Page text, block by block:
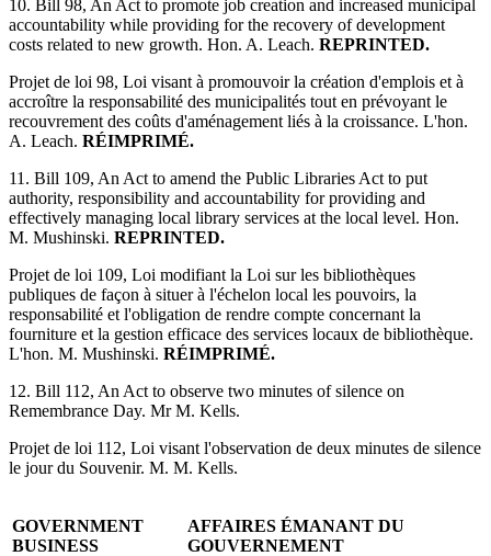
10. Bill 98, An Act to promote job creation and increased municipal
accountability while providing for the recovery of development
costs related to new growth. Hon. A. Leach. REPRINTED.
Projet de loi 98, Loi visant à promouvoir la création d'emplois et à
accroître la responsabilité des municipalités tout en prévoyant le
recouvrement des coûts d'aménagement liés à la croissance. L'hon.
A. Leach. RÉIMPRIMÉ.
11. Bill 109, An Act to amend the Public Libraries Act to put
authority, responsibility and accountability for providing and
effectively managing local library services at the local level. Hon.
M. Mushinski. REPRINTED.
Projet de loi 109, Loi modifiant la Loi sur les bibliothèques
publiques de façon à situer à l'échelon local les pouvoirs, la
responsabilité et l'obligation de rendre compte concernant la
fourniture et la gestion efficace des services locaux de bibliothèque.
L'hon. M. Mushinski. RÉIMPRIMÉ.
12. Bill 112, An Act to observe two minutes of silence on
Remembrance Day. Mr M. Kells.
Projet de loi 112, Loi visant l'observation de deux minutes de silence
le jour du Souvenir. M. M. Kells.
GOVERNMENT
BUSINESS
AFFAIRES ÉMANANT DU
GOUVERNEMENT